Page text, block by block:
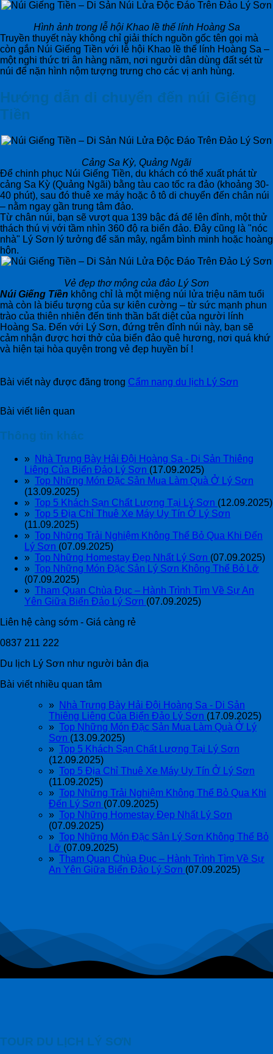
Hình ảnh trong lễ hội Khao lề thế lính Hoàng Sa
Truyền thuyết này không chỉ giải thích nguồn gốc tên gọi mà
còn gắn Núi Giếng Tiền với lễ hội Khao lề thế lính Hoàng Sa –
một nghi thức tri ân hàng năm, nơi người dân dùng đất sét từ
núi để nặn hình nộm tượng trưng cho các vị anh hùng.
Hướng dẫn di chuyển đến núi Giếng
Tiền
Cảng Sa Kỳ, Quảng Ngãi
Để chinh phục Núi Giếng Tiền, du khách có thể xuất phát từ
cảng Sa Kỳ (Quảng Ngãi) bằng tàu cao tốc ra đảo (khoảng 30-
40 phút), sau đó thuê xe máy hoặc ô tô di chuyển đến chân núi
– nằm ngay gần trung tâm đảo.
Từ chân núi, bạn sẽ vượt qua 139 bậc đá để lên đỉnh, một thử
thách thú vị với tầm nhìn 360 độ ra biển đảo. Đây cũng là "nóc
nhà" Lý Sơn lý tưởng để săn mây, ngắm bình minh hoặc hoàng
hôn.
Vẻ đẹp thơ mộng của đảo Lý Sơn
Núi Giếng Tiền không chỉ là một miệng núi lửa triệu năm tuổi
mà còn là biểu tượng của sự kiên cường – từ sức mạnh phun
trào của thiên nhiên đến tinh thần bất diệt của người lính
Hoàng Sa. Đến với Lý Sơn, đứng trên đỉnh núi này, bạn sẽ
cảm nhận được hơi thở của biển đảo quê hương, nơi quá khứ
và hiện tại hòa quyện trong vẻ đẹp huyền bí !
Bài viết này được đăng trong Cẩm nang du lịch Lý Sơn
Bài viết liên quan
Thông tin khác
» Nhà Trưng Bày Hải Đội Hoàng Sa - Di Sản Thiêng
Liêng Của Biển Đảo Lý Sơn (17.09.2025)
» Top Những Món Đặc Sản Mua Làm Quà Ở Lý Sơn
(13.09.2025)
» Top 5 Khách Sạn Chất Lượng Tại Lý Sơn (12.09.2025)
» Top 5 Địa Chỉ Thuê Xe Máy Uy Tín Ở Lý Sơn
(11.09.2025)
» Top Những Trải Nghiệm Không Thể Bỏ Qua Khi Đến
Lý Sơn (07.09.2025)
» Top Những Homestay Đẹp Nhất Lý Sơn (07.09.2025)
» Top Những Món Đặc Sản Lý Sơn Không Thể Bỏ Lỡ
(07.09.2025)
» Tham Quan Chùa Đục – Hành Trình Tìm Về Sự An
Yên Giữa Biển Đảo Lý Sơn (07.09.2025)
Liên hệ càng sớm - Giá càng rẻ
0837 211 222
Du lịch Lý Sơn như người bản địa
Bài viết nhiều quan tâm
» Nhà Trưng Bày Hải Đội Hoàng Sa - Di Sản
Thiêng Liêng Của Biển Đảo Lý Sơn (17.09.2025)
» Top Những Món Đặc Sản Mua Làm Quà Ở Lý
Sơn (13.09.2025)
» Top 5 Khách Sạn Chất Lượng Tại Lý Sơn
(12.09.2025)
» Top 5 Địa Chỉ Thuê Xe Máy Uy Tín Ở Lý Sơn
(11.09.2025)
» Top Những Trải Nghiệm Không Thể Bỏ Qua Khi
Đến Lý Sơn (07.09.2025)
» Top Những Homestay Đẹp Nhất Lý Sơn
(07.09.2025)
» Top Những Món Đặc Sản Lý Sơn Không Thể Bỏ
Lỡ (07.09.2025)
» Tham Quan Chùa Đục – Hành Trình Tìm Về Sự
An Yên Giữa Biển Đảo Lý Sơn (07.09.2025)
TOUR DU LỊCH LÝ SƠN